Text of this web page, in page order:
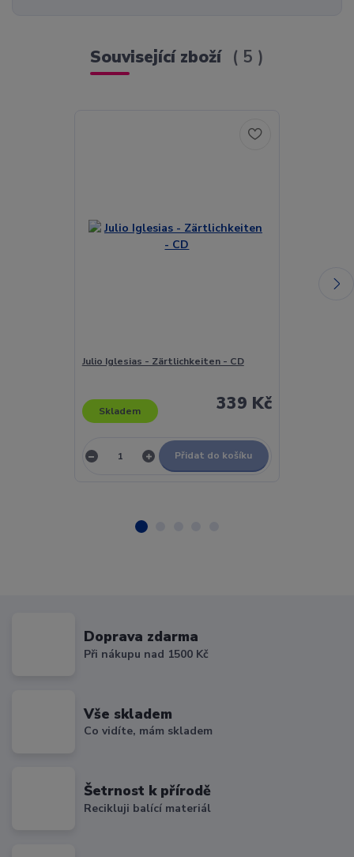
Související zboží 5
Julio Iglesias - Zärtlichkeiten - CD
339 Kč
Skladem
Přidat do košíku
Doprava zdarma
Při nákupu nad 1500 Kč
Vše skladem
Co vidíte, mám skladem
Šetrnost k přírodě
Recikluji balící materiál